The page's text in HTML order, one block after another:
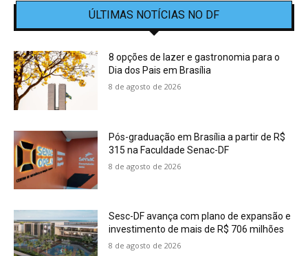
ÚLTIMAS NOTÍCIAS NO DF
8 opções de lazer e gastronomia para o
Dia dos Pais em Brasília
8 de agosto de 2026
Pós-graduação em Brasília a partir de R$
315 na Faculdade Senac-DF
8 de agosto de 2026
Sesc-DF avança com plano de expansão e
investimento de mais de R$ 706 milhões
8 de agosto de 2026